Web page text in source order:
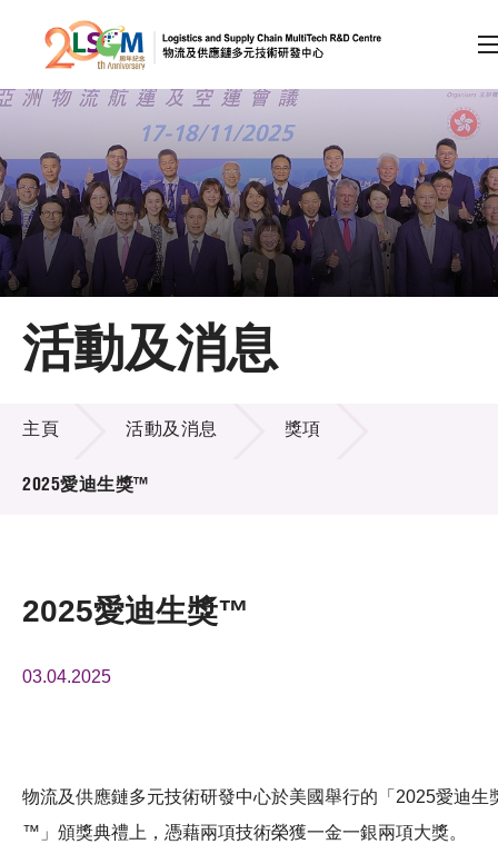
跳到內容（按回車鍵）
會員登入
A A EN 繁 简
主頁
關於LSCM
技術商品化
項目及資助計劃
科技分享
會籍
活動及消息
活動及消息
主頁 活動及消息 獎項
2025愛迪生獎™
2025愛迪生獎™
03.04.2025
物流及供應鏈多元技術研發中心於美國舉行的「2025愛迪生
™」頒獎典禮上，憑藉兩項技術榮獲一金一銀兩項大獎。